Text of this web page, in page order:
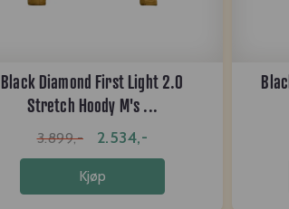
Black Diamond First Light 2.0
Stretch Hoody M's ...
3.899,- 2.534,-
Kjøp